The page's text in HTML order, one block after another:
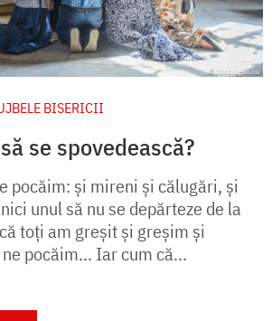
BISERICII
se spovedească?
pocăim: şi mireni şi călugări, şi
unul să nu se depărteze de la
toţi am greşit şi greşim şi
pocăim... Iar cum că...